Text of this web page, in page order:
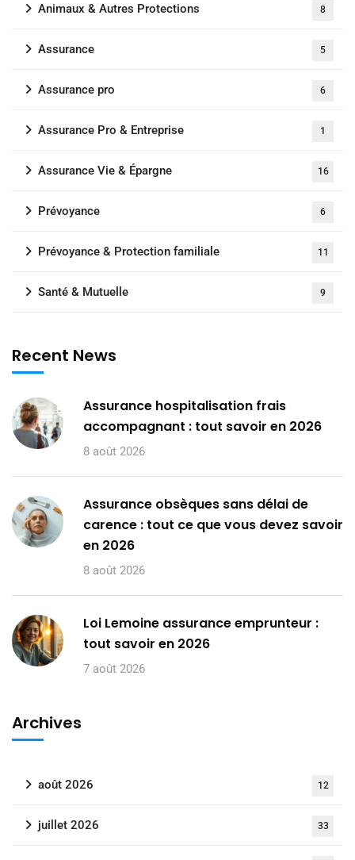
Animaux & Autres Protections 8
Assurance 5
Assurance pro 6
Assurance Pro & Entreprise 1
Assurance Vie & Épargne 16
Prévoyance 6
Prévoyance & Protection familiale 11
Santé & Mutuelle 9
Recent News
Assurance hospitalisation frais
accompagnant : tout savoir en 2026
8 août 2026
Assurance obsèques sans délai de
carence : tout ce que vous devez savoir
en 2026
8 août 2026
Loi Lemoine assurance emprunteur :
tout savoir en 2026
7 août 2026
Archives
août 2026 12
juillet 2026 33